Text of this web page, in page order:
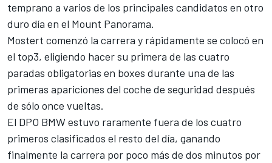
temprano a varios de los principales candidatos en otro
duro día en el Mount Panorama.
Mostert comenzó la carrera y rápidamente se colocó en
el top3, eligiendo hacer su primera de las cuatro
paradas obligatorias en boxes durante una de las
primeras apariciones del coche de seguridad después
de sólo once vueltas.
El DPO BMW estuvo raramente fuera de los cuatro
primeros clasificados el resto del día, ganando
finalmente la carrera por poco más de dos minutos por